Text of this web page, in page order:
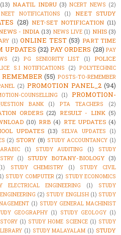
(13) NAATIL INDRU (3) NCERT NEWS (2)
NEET NOTIFICATIONS (1)
NEET STUDY
(28) NET-SET NOTIFICATION (11)
- INDIA (13) NEWS LIVE (1) NHIS (3)
(1) ONLINE TEST (53) PART TIME
UPDATES (32) PAY ORDERS (28) PAY
(2) PG SENIORITY LIST (1)
POLICE
S.I NOTIFICATIONS (2) POLYTECHNIC
REMEMBER (55) POSTS-TO-REMEMBER
(2) PROMOTION PANEL_2 (94)
COUNSELLING (1)
PROMOTION-
BANK (1) PTA TEACHERS
(2)
ORDERS (22) RESULT - LINK (5)
(10) RRB (4) RTE UPDATES (4)
UPDATES (13) SELVA UPDATES
(1)
(2) STORY (8) STUDY ACCOUNTANCY (1)
(1) STUDY AUDITING (1)
STUDY
(1) STUDY BOTANY-BIOLOGY (3)
STUDY CHEMISTRY (1)
STUDY CIVIL
STUDY COMPUTER (2) STUDY ECONOMICS
ELECTRICAL ENGINEERING (1)
STUDY
(2) STUDY ENGLISH (1) STUDY
(1) STUDY GENERAL MACHINIST
GEOGRAPHY (1) STUDY GEOLOGY (1)
(1) STUDY HOME SCIENCE (1) STUDY
(1) STUDY MALAYALAM (1) STUDY